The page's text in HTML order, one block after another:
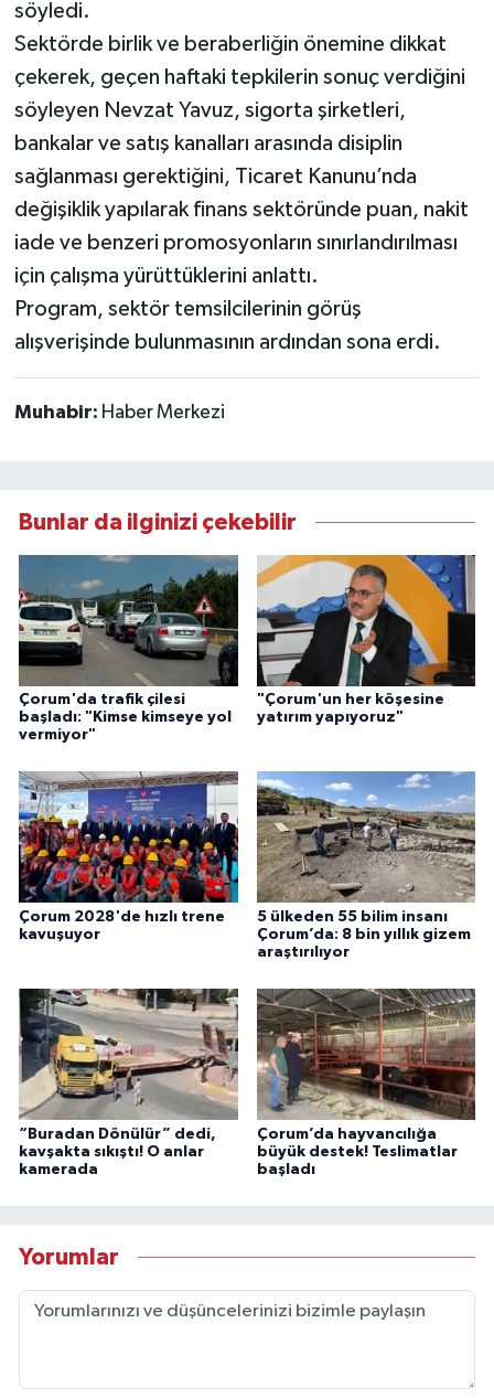
söyledi.
Sektörde birlik ve beraberliğin önemine dikkat
çekerek, geçen haftaki tepkilerin sonuç verdiğini
söyleyen Nevzat Yavuz, sigorta şirketleri,
bankalar ve satış kanalları arasında disiplin
sağlanması gerektiğini, Ticaret Kanunu’nda
değişiklik yapılarak finans sektöründe puan, nakit
iade ve benzeri promosyonların sınırlandırılması
için çalışma yürüttüklerini anlattı.
Program, sektör temsilcilerinin görüş
alışverişinde bulunmasının ardından sona erdi.
Muhabir: Haber Merkezi
Bunlar da ilginizi çekebilir
Çorum'da trafik çilesi
başladı: "Kimse kimseye yol
vermiyor"
"Çorum'un her köşesine
yatırım yapıyoruz"
Çorum 2028'de hızlı trene
kavuşuyor
5 ülkeden 55 bilim insanı
Çorum’da: 8 bin yıllık gizem
araştırılıyor
“Buradan Dönülür” dedi,
kavşakta sıkıştı! O anlar
kamerada
Çorum’da hayvancılığa
büyük destek! Teslimatlar
başladı
Yorumlar